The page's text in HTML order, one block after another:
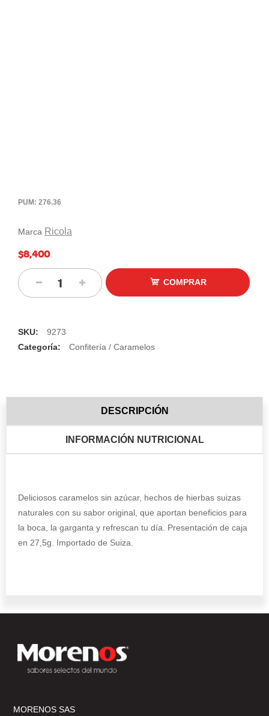
PUM: 276.36
Marca Ricola
$8,400
COMPRAR
SKU:
9273
Categoría:
Confitería / Caramelos
DESCRIPCIÓN
INFORMACIÓN NUTRICIONAL
Deliciosos caramelos sin azúcar, hechos de hierbas suizas
naturales con su sabor original, que aportan beneficios para
la boca, la garganta y refrescan tu día. Presentación de caja
en 27,5g. Importado de Suiza.
MORENOS SAS